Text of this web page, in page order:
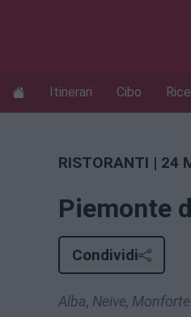
Itinerari Cibo
RISTORANTI | 24
Piemonte
Condividi
Alba, Neive,